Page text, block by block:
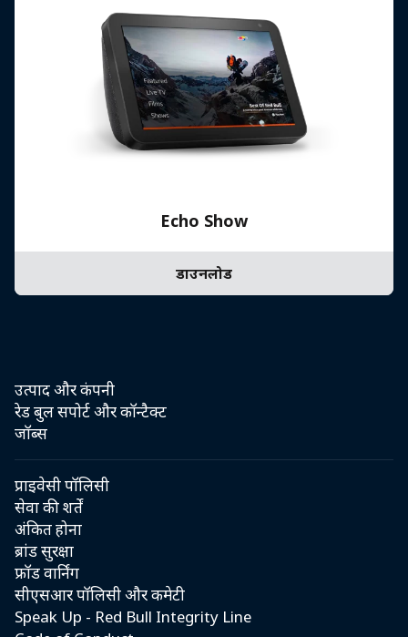
Echo Show
डाउनलोड